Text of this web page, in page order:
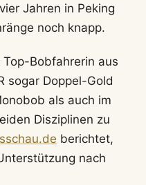
Jahren in Peking
noch knapp.
Bobfahrerin aus
sogar Doppel-Gold
als auch im
Disziplinen zu
berichtet,
nach